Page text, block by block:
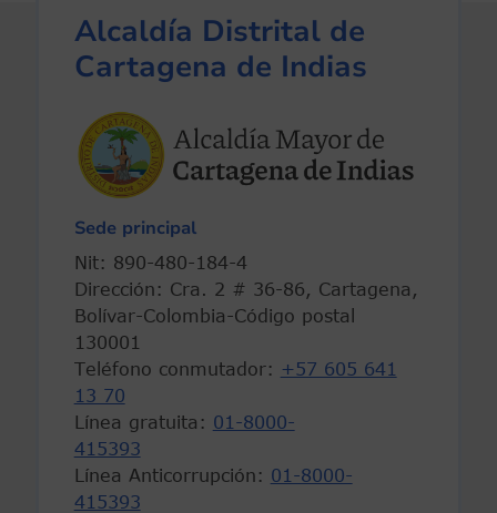
Alcaldía Distrital de
Cartagena de Indias
Sede principal
Nit: 890-480-184-4
Dirección: Cra. 2 # 36-86, Cartagena,
Bolívar-Colombia-Código postal
130001
Teléfono conmutador: +57 605 641
13 70
Línea gratuita: 01-8000-
415393
Línea Anticorrupción: 01-8000-
415393